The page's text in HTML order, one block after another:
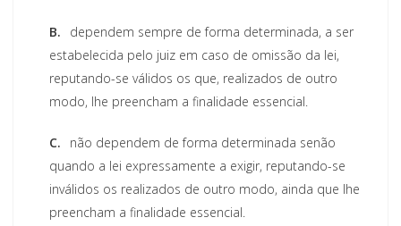
B.
dependem sempre de forma determinada, a ser
estabelecida pelo juiz em caso de omissão da lei,
reputando-se válidos os que, realizados de outro
modo, Ihe preencham a finalidade essencial.
C.
não dependem de forma determinada senão
quando a lei expressamente a exigir, reputando-se
inválidos os realizados de outro modo, ainda que Ihe
preencham a finalidade essencial.